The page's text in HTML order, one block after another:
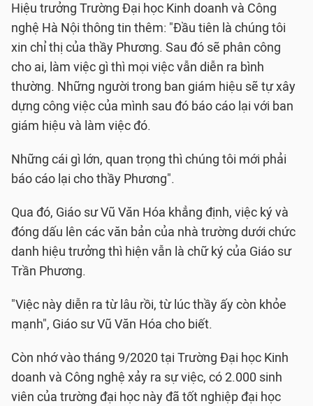
Hiệu trưởng Trường Đại học Kinh doanh và Công
nghệ Hà Nội thông tin thêm: "Đầu tiên là chúng tôi
xin chỉ thị của thầy Phương. Sau đó sẽ phân công
cho ai, làm việc gì thì mọi việc vẫn diễn ra bình
thường. Những người trong ban giám hiệu sẽ tự xây
dựng công việc của mình sau đó báo cáo lại với ban
giám hiệu và làm việc đó.
Những cái gì lớn, quan trọng thì chúng tôi mới phải
báo cáo lại cho thầy Phương".
Qua đó, Giáo sư Vũ Văn Hóa khẳng định, việc ký và
đóng dấu lên các văn bản của nhà trường dưới chức
danh hiệu trưởng thì hiện vẫn là chữ ký của Giáo sư
Trần Phương.
"Việc này diễn ra từ lâu rồi, từ lúc thầy ấy còn khỏe
mạnh", Giáo sư Vũ Văn Hóa cho biết.
Còn nhớ vào tháng 9/2020 tại Trường Đại học Kinh
doanh và Công nghệ xảy ra sự việc, có 2.000 sinh
viên của trường đại học này đã tốt nghiệp đại học